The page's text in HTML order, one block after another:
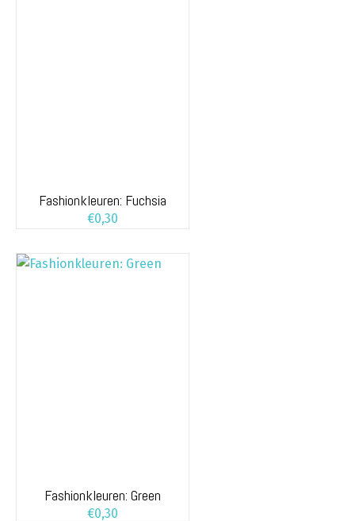
Fashionkleuren: Fuchsia
€0,30
Fashionkleuren: Green
€0,30